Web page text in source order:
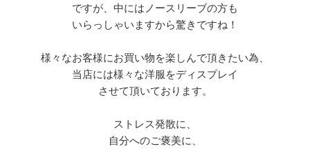
ですが、中にはノースリーブの方も
いらっしゃいますから驚きですね！
様々なお客様にお買い物を楽しんで頂きたい為、
当店には様々な洋服をディスプレイ
させて頂いております。
ストレス発散に、
自分へのご褒美に、